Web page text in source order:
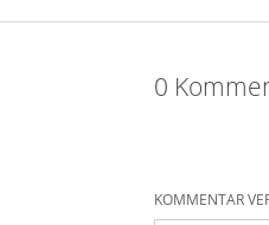
0
KOMMENTAR